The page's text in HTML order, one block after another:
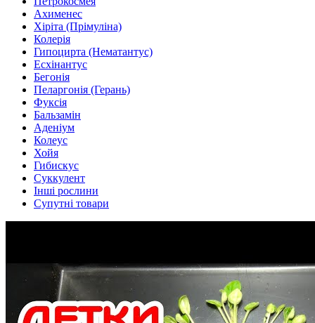
Ахименес
Хіріта (Прімуліна)
Колерія
Гипоцирта (Нематантус)
Есхінантус
Бегонія
Пеларгонія (Герань)
Фуксія
Бальзамін
Аденіум
Колеус
Хойя
Гибискус
Суккулент
Інші рослини
Супутні товари